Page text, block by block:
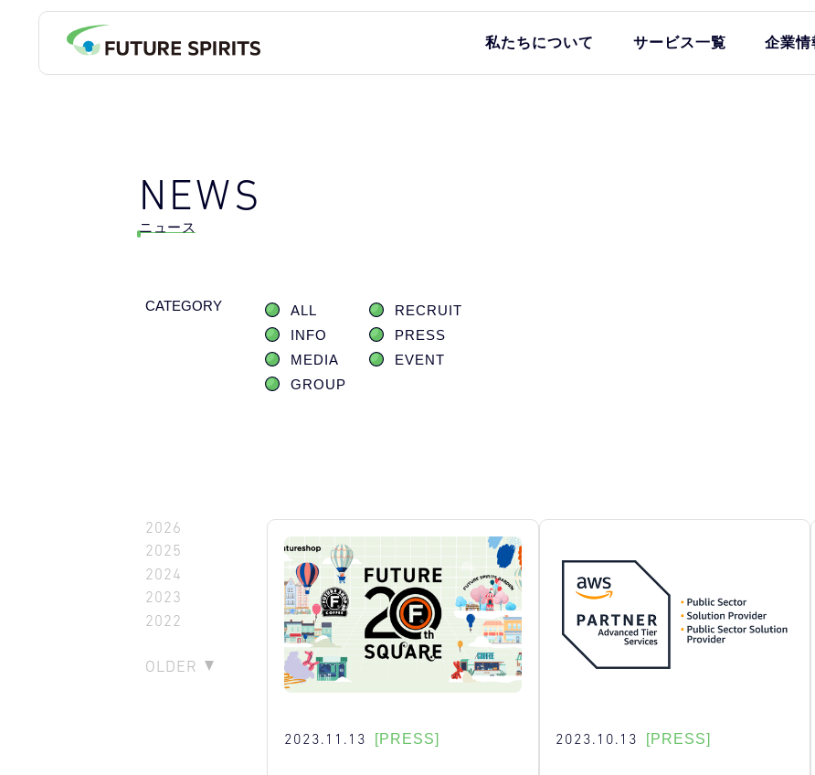
私たちについて サービス一覧 企業情
NEWS
ニュース
CATEGORY ALL
RECRUIT
INFO
PRESS
MEDIA
EVENT
GROUP
2026
2025
2024
2023
2022
OLDER
2023.11.13 [PRESS] 2023.10.13 [PRESS]